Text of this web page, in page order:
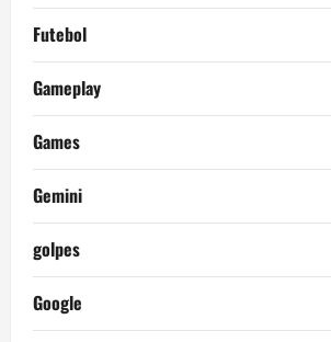
Futebol
Gameplay
Games
Gemini
golpes
Google